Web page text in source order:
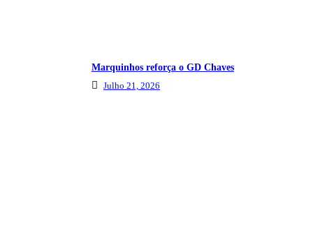
Marquinhos reforça o GD Chaves
Julho 21, 2026